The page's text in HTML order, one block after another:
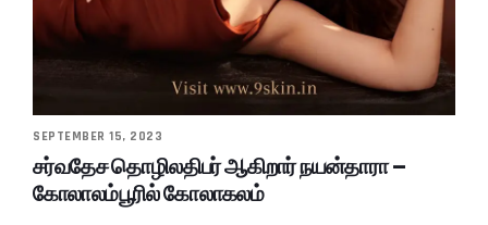
SEPTEMBER 15, 2023
சர்வதேச தொழிலதிபர் ஆகிறார் நயன்தாரா –
கோலாலம்பூரில் கோலாகலம்